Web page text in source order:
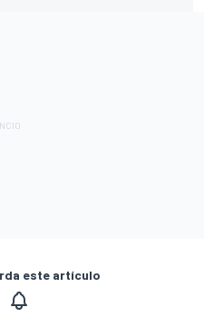
este artículo